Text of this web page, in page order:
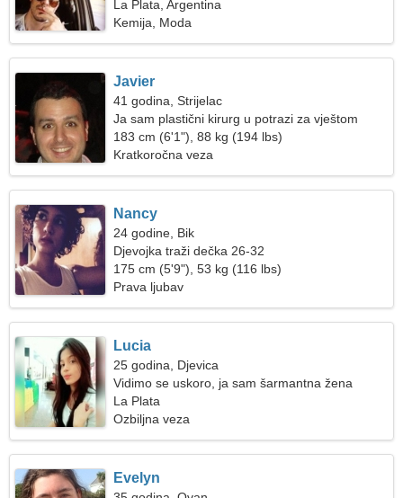
La Plata, Argentina
Kemija, Moda
Javier
41 godina, Strijelac
Ja sam plastični kirurg u potrazi za vještom
ženom
183 cm (6'1"), 88 kg (194 lbs)
Kratkoročna veza
Nancy
24 godine, Bik
Djevojka traži dečka 26-32
175 cm (5'9"), 53 kg (116 lbs)
Prava ljubav
Lucia
25 godina, Djevica
Vidimo se uskoro, ja sam šarmantna žena
La Plata
Ozbiljna veza
Evelyn